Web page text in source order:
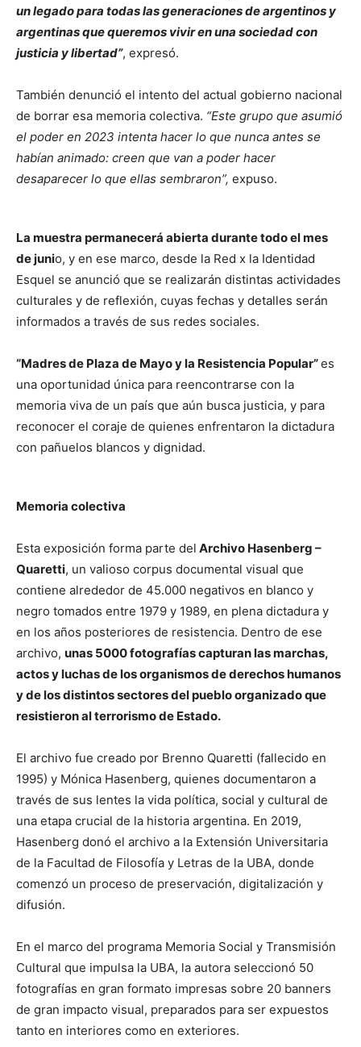
un legado para todas las generaciones de argentinos y
argentinas que queremos vivir en una sociedad con
justicia y libertad”, expresó.
También denunció el intento del actual gobierno nacional
de borrar esa memoria colectiva. “Este grupo que asumió
el poder en 2023 intenta hacer lo que nunca antes se
habían animado: creen que van a poder hacer
desaparecer lo que ellas sembraron”, expuso.
La muestra permanecerá abierta durante todo el mes
de junio, y en ese marco, desde la Red x la Identidad
Esquel se anunció que se realizarán distintas actividades
culturales y de reflexión, cuyas fechas y detalles serán
informados a través de sus redes sociales.
“Madres de Plaza de Mayo y la Resistencia Popular”es
una oportunidad única para reencontrarse con la
memoria viva de un país que aún busca justicia, y para
reconocer el coraje de quienes enfrentaron la dictadura
con pañuelos blancos y dignidad.
Memoria colectiva
Esta exposición forma parte del Archivo Hasenberg –
Quaretti, un valioso corpus documental visual que
contiene alrededor de 45.000 negativos en blanco y
negro tomados entre 1979 y 1989, en plena dictadura y
en los años posteriores de resistencia. Dentro de ese
archivo, unas 5000 fotografías capturan las marchas,
actos y luchas de los organismos de derechos humanos
y de los distintos sectores del pueblo organizado que
resistieron al terrorismo de Estado.
El archivo fue creado por Brenno Quaretti (fallecido en
1995) y Mónica Hasenberg, quienes documentaron a
través de sus lentes la vida política, social y cultural de
una etapa crucial de la historia argentina. En 2019,
Hasenberg donó el archivo a la Extensión Universitaria
de la Facultad de Filosofía y Letras de la UBA, donde
comenzó un proceso de preservación, digitalización y
difusión.
En el marco del programa Memoria Social y Transmisión
Cultural que impulsa la UBA, la autora seleccionó 50
fotografías en gran formato impresas sobre 20 banners
de gran impacto visual, preparados para ser expuestos
tanto en interiores como en exteriores.